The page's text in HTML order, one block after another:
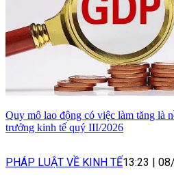
Quy mô lao động có việc làm tăng là
trưởng kinh tế quý III/2026
PHÁP LUẬT VỀ KINH TẾ13:23 |